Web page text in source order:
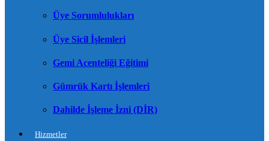
Üye Sorumlulukları
Üye Sicil İşlemleri
Gemi Acenteliği Eğitimi
Gümrük Kartı İşlemleri
Dahilde İşleme İzni (DİR)
Hizmetler